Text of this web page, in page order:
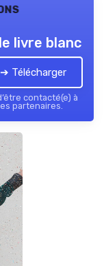
livre blanc
➔ Télécharger
contacté(e) à
partenaires.